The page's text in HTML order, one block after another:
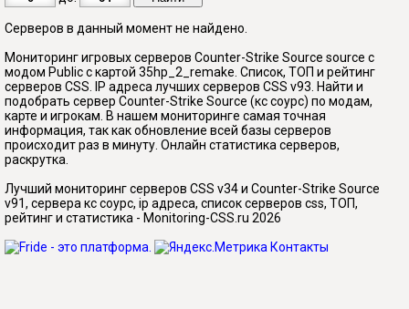
Серверов в данный момент не найдено.
Мониторинг игровых серверов Counter-Strike Source source с
модом Public с картой 35hp_2_remake. Список, ТОП и рейтинг
серверов CSS. IP адреса лучших серверов CSS v93. Найти и
подобрать сервер Counter-Strike Source (кс соурс) по модам,
карте и игрокам. В нашем мониторинге самая точная
информация, так как обновление всей базы серверов
происходит раз в минуту. Онлайн статистика серверов,
раскрутка.
Лучший мониторинг серверов CSS v34 и Counter-Strike Source
v91, сервера кс соурс, ip адреса, список серверов css, ТОП,
рейтинг и статистика - Monitoring-CSS.ru 2026
Контакты